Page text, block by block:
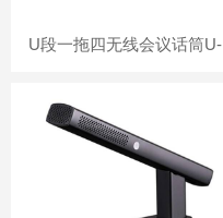
U段一拖四无线会议话筒U-